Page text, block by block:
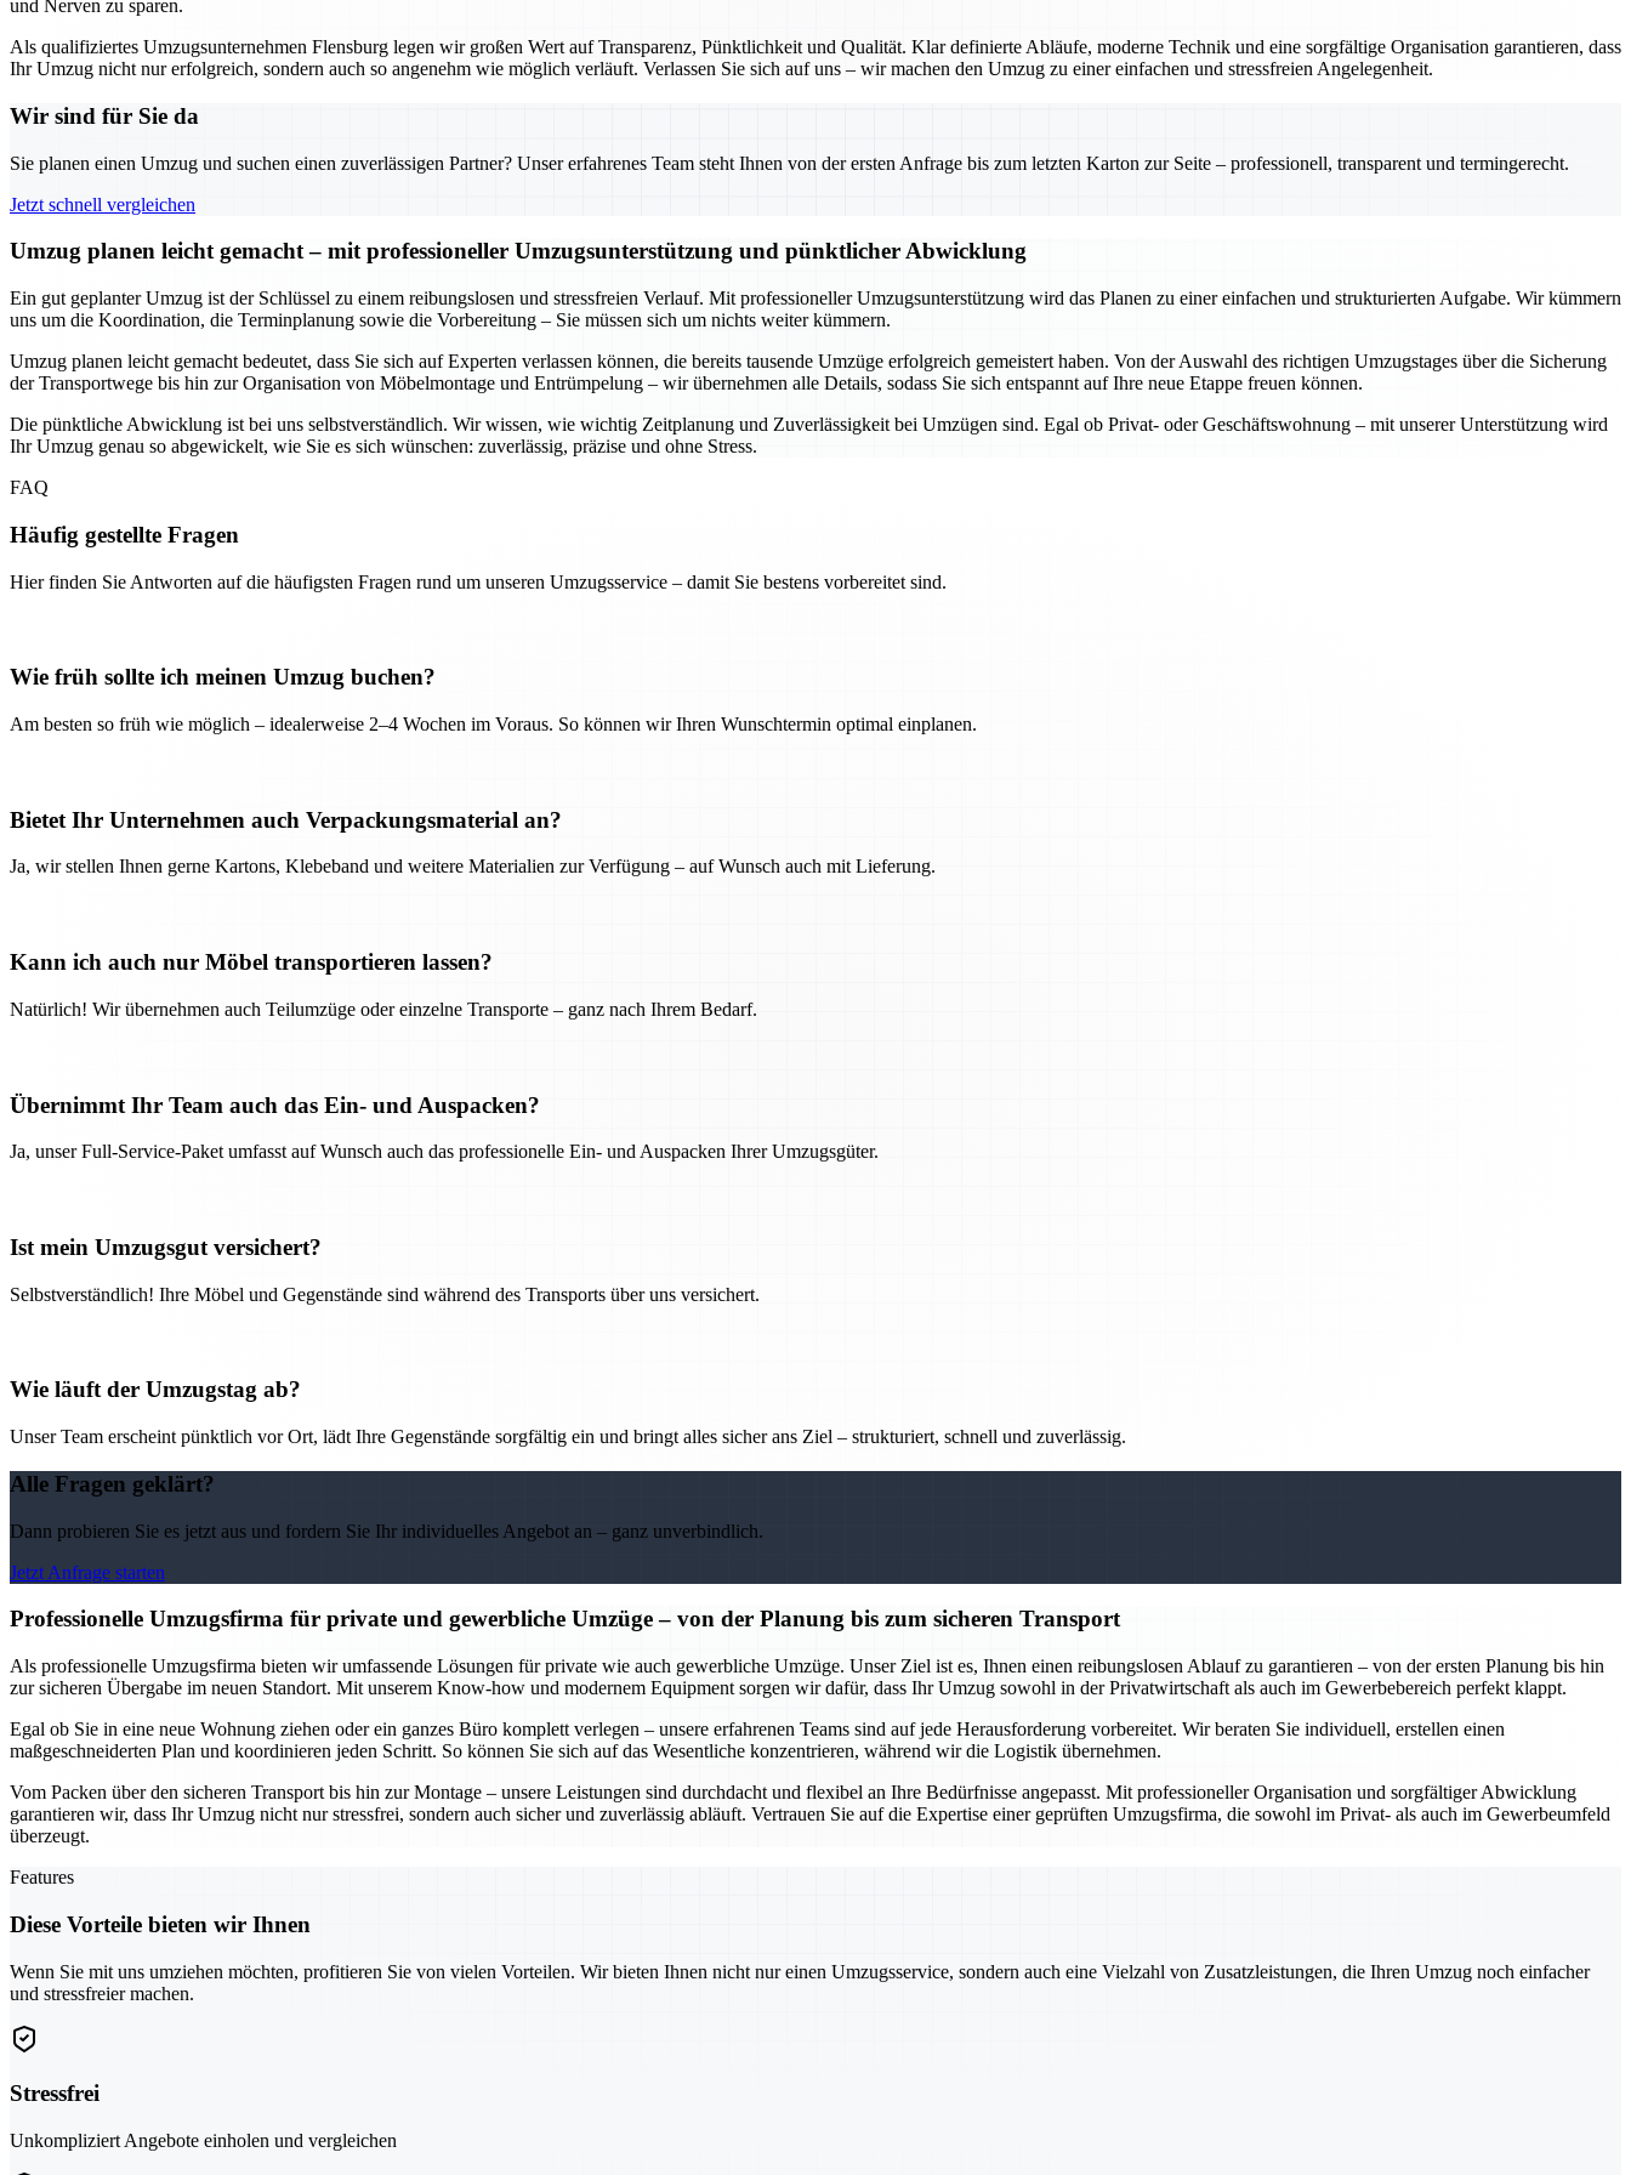
und Nerven zu sparen.
Als qualifiziertes Umzugsunternehmen Flensburg legen wir großen Wert auf Transparenz, Pünktlichkeit und Qualität. Klar definierte Abläufe, moderne Technik und eine sorgfältige Organisation garantieren, dass
Ihr Umzug nicht nur erfolgreich, sondern auch so angenehm wie möglich verläuft. Verlassen Sie sich auf uns – wir machen den Umzug zu einer einfachen und stressfreien Angelegenheit.
Wir sind für Sie da
Sie planen einen Umzug und suchen einen zuverlässigen Partner? Unser erfahrenes Team steht Ihnen von der ersten Anfrage bis zum letzten Karton zur Seite – professionell, transparent und termingerecht.
Jetzt schnell vergleichen
Umzug planen leicht gemacht – mit professioneller Umzugsunterstützung und pünktlicher Abwicklung
Ein gut geplanter Umzug ist der Schlüssel zu einem reibungslosen und stressfreien Verlauf. Mit professioneller Umzugsunterstützung wird das Planen zu einer einfachen und strukturierten Aufgabe. Wir kümmern
uns um die Koordination, die Terminplanung sowie die Vorbereitung – Sie müssen sich um nichts weiter kümmern.
Umzug planen leicht gemacht bedeutet, dass Sie sich auf Experten verlassen können, die bereits tausende Umzüge erfolgreich gemeistert haben. Von der Auswahl des richtigen Umzugstages über die Sicherung
der Transportwege bis hin zur Organisation von Möbelmontage und Entrümpelung – wir übernehmen alle Details, sodass Sie sich entspannt auf Ihre neue Etappe freuen können.
Die pünktliche Abwicklung ist bei uns selbstverständlich. Wir wissen, wie wichtig Zeitplanung und Zuverlässigkeit bei Umzügen sind. Egal ob Privat- oder Geschäftswohnung – mit unserer Unterstützung wird
Ihr Umzug genau so abgewickelt, wie Sie es sich wünschen: zuverlässig, präzise und ohne Stress.
FAQ
Häufig gestellte Fragen
Hier finden Sie Antworten auf die häufigsten Fragen rund um unseren Umzugsservice – damit Sie bestens vorbereitet sind.
Wie früh sollte ich meinen Umzug buchen?
Am besten so früh wie möglich – idealerweise 2–4 Wochen im Voraus. So können wir Ihren Wunschtermin optimal einplanen.
Bietet Ihr Unternehmen auch Verpackungsmaterial an?
Ja, wir stellen Ihnen gerne Kartons, Klebeband und weitere Materialien zur Verfügung – auf Wunsch auch mit Lieferung.
Kann ich auch nur Möbel transportieren lassen?
Natürlich! Wir übernehmen auch Teilumzüge oder einzelne Transporte – ganz nach Ihrem Bedarf.
Übernimmt Ihr Team auch das Ein- und Auspacken?
Ja, unser Full-Service-Paket umfasst auf Wunsch auch das professionelle Ein- und Auspacken Ihrer Umzugsgüter.
Ist mein Umzugsgut versichert?
Selbstverständlich! Ihre Möbel und Gegenstände sind während des Transports über uns versichert.
Wie läuft der Umzugstag ab?
Unser Team erscheint pünktlich vor Ort, lädt Ihre Gegenstände sorgfältig ein und bringt alles sicher ans Ziel – strukturiert, schnell und zuverlässig.
Alle Fragen geklärt?
Dann probieren Sie es jetzt aus und fordern Sie Ihr individuelles Angebot an – ganz unverbindlich.
Jetzt Anfrage starten
Professionelle Umzugsfirma für private und gewerbliche Umzüge – von der Planung bis zum sicheren Transport
Als professionelle Umzugsfirma bieten wir umfassende Lösungen für private wie auch gewerbliche Umzüge. Unser Ziel ist es, Ihnen einen reibungslosen Ablauf zu garantieren – von der ersten Planung bis hin
zur sicheren Übergabe im neuen Standort. Mit unserem Know-how und modernem Equipment sorgen wir dafür, dass Ihr Umzug sowohl in der Privatwirtschaft als auch im Gewerbebereich perfekt klappt.
Egal ob Sie in eine neue Wohnung ziehen oder ein ganzes Büro komplett verlegen – unsere erfahrenen Teams sind auf jede Herausforderung vorbereitet. Wir beraten Sie individuell, erstellen einen
maßgeschneiderten Plan und koordinieren jeden Schritt. So können Sie sich auf das Wesentliche konzentrieren, während wir die Logistik übernehmen.
Vom Packen über den sicheren Transport bis hin zur Montage – unsere Leistungen sind durchdacht und flexibel an Ihre Bedürfnisse angepasst. Mit professioneller Organisation und sorgfältiger Abwicklung
garantieren wir, dass Ihr Umzug nicht nur stressfrei, sondern auch sicher und zuverlässig abläuft. Vertrauen Sie auf die Expertise einer geprüften Umzugsfirma, die sowohl im Privat- als auch im Gewerbeumfeld
überzeugt.
Features
Diese Vorteile bieten wir Ihnen
Wenn Sie mit uns umziehen möchten, profitieren Sie von vielen Vorteilen. Wir bieten Ihnen nicht nur einen Umzugsservice, sondern auch eine Vielzahl von Zusatzleistungen, die Ihren Umzug noch einfacher
und stressfreier machen.
Stressfrei
Unkompliziert Angebote einholen und vergleichen